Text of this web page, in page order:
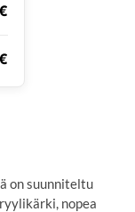
on suunniteltu
nopea